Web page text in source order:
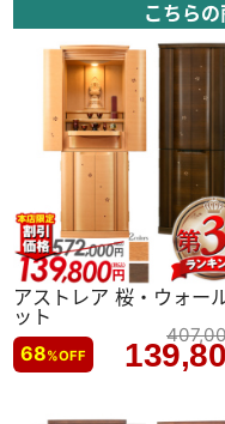
こちら
アストレア 桜・ウォー
ット
68%OFF